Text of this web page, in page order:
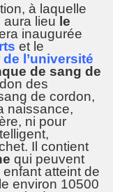
à laquelle
aura lieule
inaugurée
et le
l’université
de sang de
des
de cordon,
naissance,
ni pour
Il contient
qui peuvent
atteint de
environ 10500